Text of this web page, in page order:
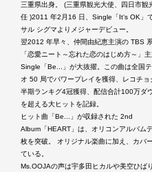
三重県出身。 (三重県観光大使、四日市観
任 )2011 年2月16 日、Single「It‘s OK」
サル シグマよりメジャーデビュー。
翌2012 年早々、仲間由紀恵主演の TBS
「恋愛ニート～忘れた恋のはじめ方～」
Single「Be...」が大抜擢。この曲は全国
オ 50 局でパワープレイを獲得、レコチ
半期ランキグ4冠獲得、配信合計100万ダ
を超える大ヒットを記録。
ヒット曲「Be...」が収録された 2nd
Album「HEART」は、オリコンアルバム
枚を突破。 オリジナル楽曲に加え、カバ
ている。
Ms.OOJAの声は宇多田ヒカルや美空ひば